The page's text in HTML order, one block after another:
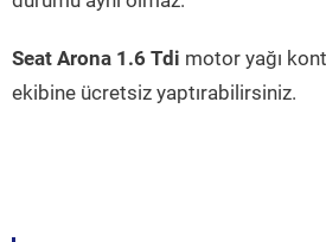
Seat Arona 1.6 Tdi motor yağı
ekibine ücretsiz yaptırabilirsiniz.